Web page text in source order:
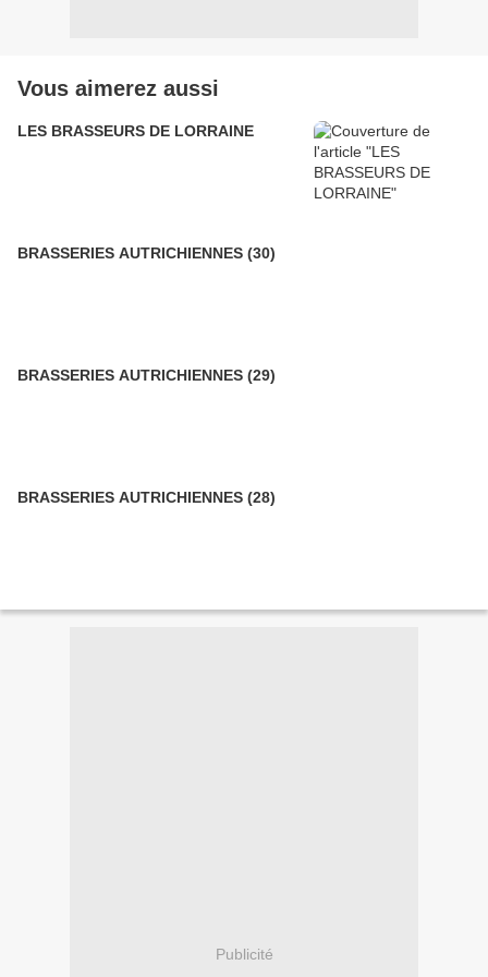
Vous aimerez aussi
LES BRASSEURS DE LORRAINE
BRASSERIES AUTRICHIENNES (30)
BRASSERIES AUTRICHIENNES (29)
BRASSERIES AUTRICHIENNES (28)
Publicité